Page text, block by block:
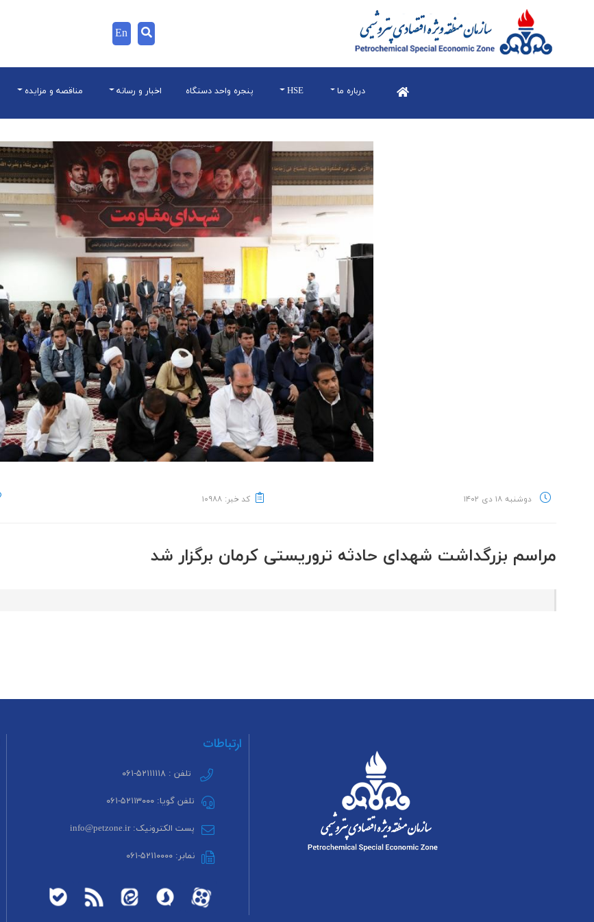
En
درباره ما HSE پنجره واحد دستگاه اخبار و رسانه مناقصه و مزایده
دوشنبه ۱۸ دی ۱۴۰۲ کد خبر: ۱۰۹۸۸
مراسم بزرگداشت شهدای حادثه تروریستی کرمان برگزار شد
ارتباطات
تلفن : ۵۲۱۱۱۱۱۸-۰۶۱
تلفن گویا: ۵۲۱۱۳۰۰۰-۰۶۱
پست الکترونیک: info@petzone.ir
نمابر: ۵۲۱۱۰۰۰۰-۰۶۱